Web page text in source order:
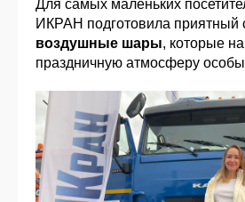
Для самых маленьких
ИКРАН подготовила
воздушные шары, которые
праздничную атмосферу